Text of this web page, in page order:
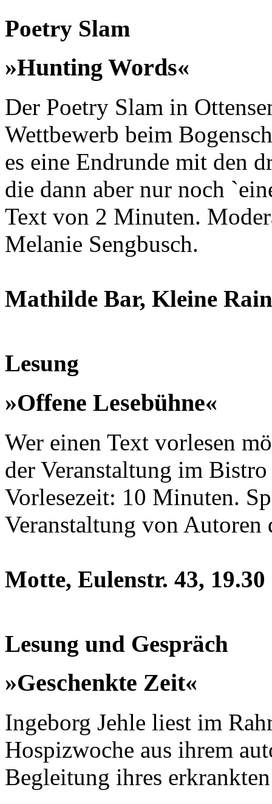
Poetry Slam
»Hunting Words«
Der Poetry Slam in
Wettbewerb beim
es eine Endrunde mit den
die dann aber nur noch
Text von 2 Minuten.
Melanie Sengbusch.
Mathilde Bar, Kleine
Lesung
»Offene Lesebühne«
Wer einen Text vorlesen
der Veranstaltung im
Vorlesezeit: 10 Minuten.
Veranstaltung von Autoren
Motte, Eulenstr. 43,
Lesung und Gespräch
»Geschenkte Zeit«
Ingeborg Jehle liest im
Hospizwoche aus ihrem
Begleitung ihres